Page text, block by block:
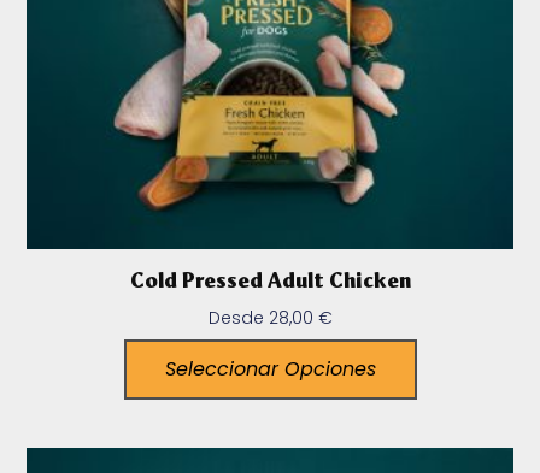
Cold Pressed Adult Chicken
Desde 28,00 €
Seleccionar Opciones